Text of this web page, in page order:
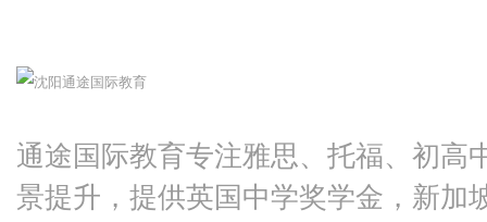
通途国际教育专注雅思、托福、初高
景提升，提供英国中学奖学金，新加